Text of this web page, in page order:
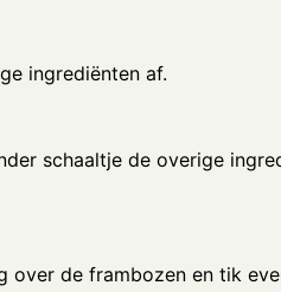
ingrediënten af.
schaaltje de overige
over de frambozen en tik